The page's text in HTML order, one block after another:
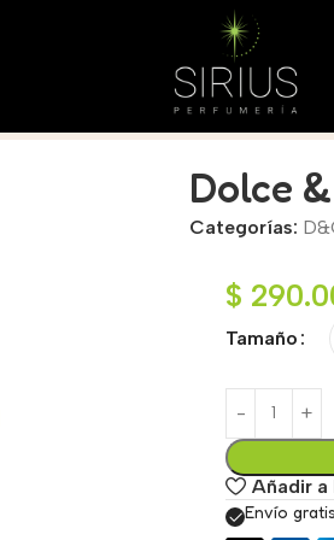
Dolce
Categorías:
$
Tamaño
Añadir a
Envío